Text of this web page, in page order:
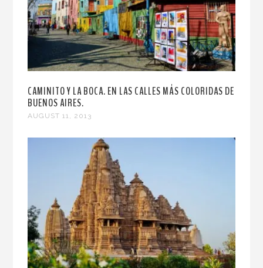
CAMINITO Y LA BOCA. EN LAS CALLES MÁS COLORIDAS DE
BUENOS AIRES.
AUGUST 11, 2013